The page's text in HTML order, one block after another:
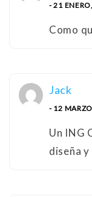
- 21
Como
Jack
- 12
Un ING
diseña